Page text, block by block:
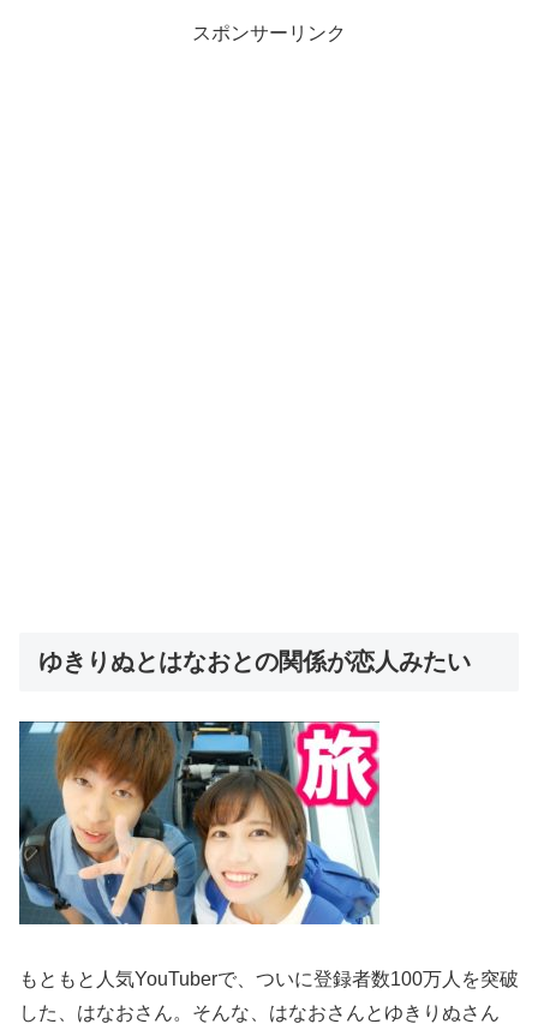
スポンサーリンク
ゆきりぬとはなおとの関係が恋人みたい
もともと人気YouTuberで、ついに登録者数100万人を突破
した、はなおさん。そんな、はなおさんとゆきりぬさん